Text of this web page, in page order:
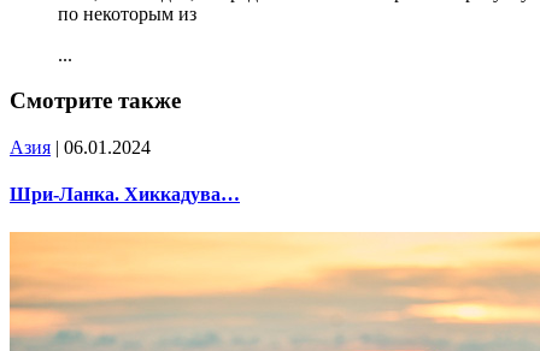
по некоторым из
...
Смотрите также
Азия | 06.01.2024
Шри-Ланка. Хиккадува…